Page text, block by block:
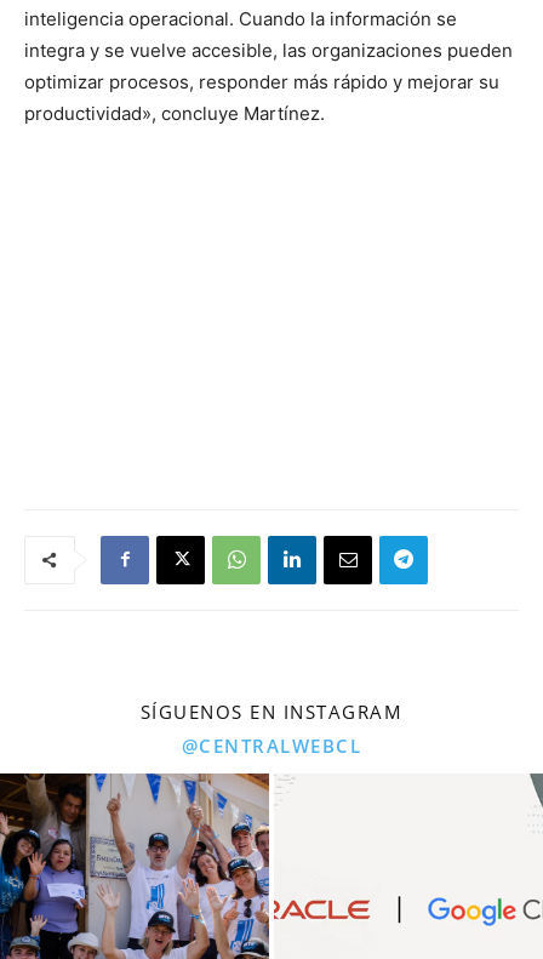
inteligencia operacional. Cuando la información se
integra y se vuelve accesible, las organizaciones pueden
optimizar procesos, responder más rápido y mejorar su
productividad», concluye Martínez.
SÍGUENOS EN INSTAGRAM
@CENTRALWEBCL